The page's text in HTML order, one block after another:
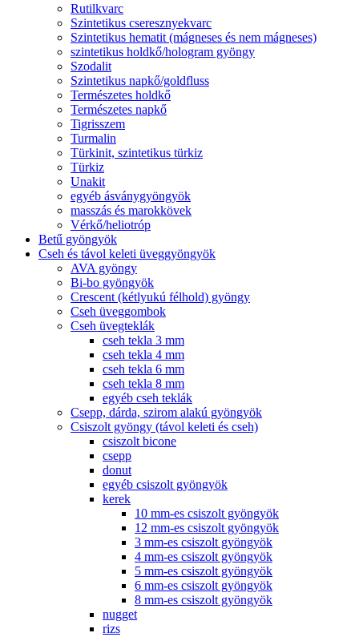
Rutilkvarc
Szintetikus cseresznyekvarc
Szintetikus hematit (mágneses és nem mágneses)
szintetikus holdkő/hologram gyöngy
Szodalit
Szintetikus napkő/goldfluss
Természetes holdkő
Természetes napkő
Tigrisszem
Turmalin
Türkinit, szintetikus türkiz
Türkiz
Unakit
egyéb ásványgyöngyök
masszás és marokkövek
Vérkő/heliotróp
Betű gyöngyök
Cseh és távol keleti üveggyöngyök
AVA gyöngy
Bi-bo gyöngyök
Crescent (kétlyukú félhold) gyöngy
Cseh üveggombok
Cseh üvegteklák
cseh tekla 3 mm
cseh tekla 4 mm
cseh tekla 6 mm
cseh tekla 8 mm
egyéb cseh teklák
Csepp, dárda, szirom alakú gyöngyök
Csiszolt gyöngy (távol keleti és cseh)
csiszolt bicone
csepp
donut
egyéb csiszolt gyöngyök
kerek
10 mm-es csiszolt gyöngyök
12 mm-es csiszolt gyöngyök
3 mm-es csiszolt gyöngyök
4 mm-es csiszolt gyöngyök
5 mm-es csiszolt gyöngyök
6 mm-es csiszolt gyöngyök
8 mm-es csiszolt gyöngyök
nugget
rizs